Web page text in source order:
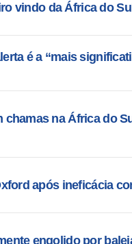
vindo da África do Sul
é a “mais
chamas na África do
após ineficácia
engolido por